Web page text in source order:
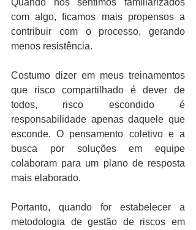
Quando nos sentimos familiarizados
com algo, ficamos mais propensos a
contribuir com o processo, gerando
menos resistência.
Costumo dizer em meus treinamentos
que risco compartilhado é dever de
todos, risco escondido é
responsabilidade apenas daquele que
esconde. O pensamento coletivo e a
busca por soluções em equipe
colaboram para um plano de resposta
mais elaborado.
Portanto, quando for estabelecer a
metodologia de gestão de riscos em